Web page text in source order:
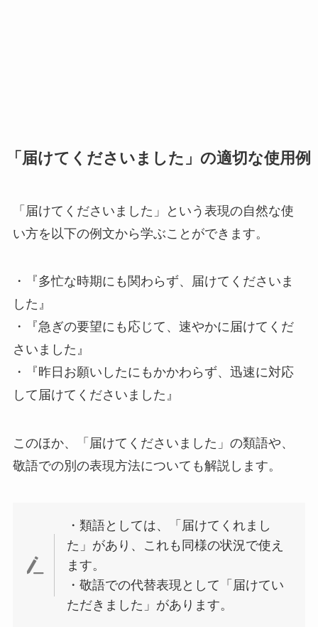
「届けてくださいました」の適切な使用例
「届けてくださいました」という表現の自然な使
い方を以下の例文から学ぶことができます。
・『多忙な時期にも関わらず、届けてくださいま
した』
・『急ぎの要望にも応じて、速やかに届けてくだ
さいました』
・『昨日お願いしたにもかかわらず、迅速に対応
して届けてくださいました』
このほか、「届けてくださいました」の類語や、
敬語での別の表現方法についても解説します。
・類語としては、「届けてくれまし
た」があり、これも同様の状況で使え
ます。
・敬語での代替表現として「届けてい
ただきました」があります。